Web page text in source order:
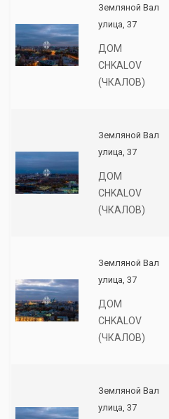
Земляной Вал
улица, 37
ДОМ
CHKALOV
(ЧКАЛОВ)
Земляной Вал
улица, 37
ДОМ
CHKALOV
(ЧКАЛОВ)
Земляной Вал
улица, 37
ДОМ
CHKALOV
(ЧКАЛОВ)
Земляной Вал
улица, 37